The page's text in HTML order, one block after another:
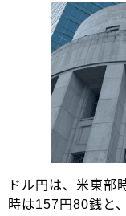
ドル円は、米東部
時は157円80銭と